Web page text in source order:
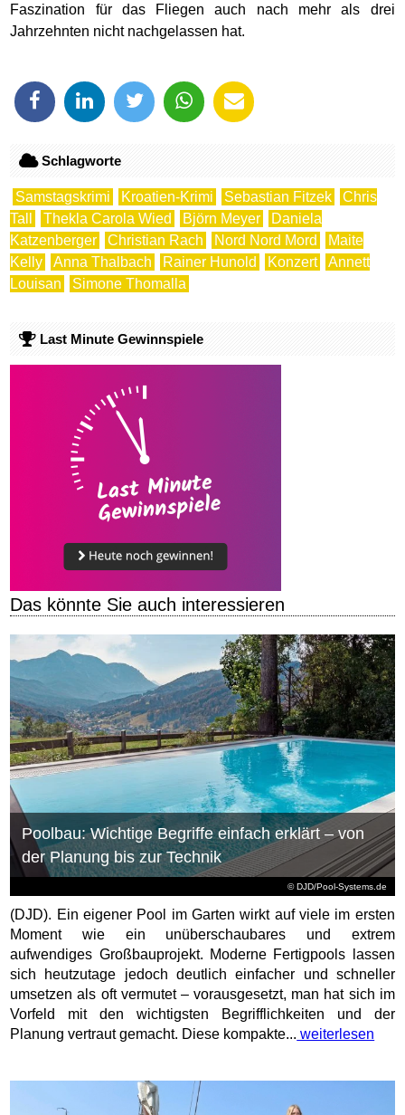
Faszination für das Fliegen auch nach mehr als drei
Jahrzehnten nicht nachgelassen hat.
Schlagworte
Samstagskrimi Kroatien-Krimi Sebastian Fitzek
Chris
Tall
Thekla Carola Wied Björn Meyer
Daniela
Katzenberger
Christian Rach Nord Nord Mord
Maite
Kelly
Anna Thalbach Rainer Hunold Konzert
Annett
Louisan
Simone Thomalla
Last Minute Gewinnspiele
Das könnte Sie auch interessieren
© DJD/Pool-Systems.de
Poolbau: Wichtige Begriffe einfach erklärt – von
der Planung bis zur Technik
(DJD). Ein eigener Pool im Garten wirkt auf viele im ersten
Moment wie ein unüberschaubares und extrem
aufwendiges Großbauprojekt. Moderne Fertigpools lassen
sich heutzutage jedoch deutlich einfacher und schneller
umsetzen als oft vermutet – vorausgesetzt, man hat sich im
Vorfeld mit den wichtigsten Begrifflichkeiten und der
Planung vertraut gemacht. Diese kompakte... weiterlesen